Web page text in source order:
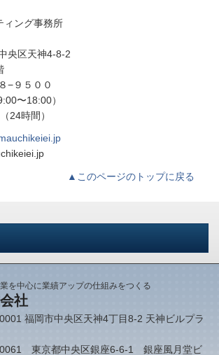
ィング事務所
央区天神4-8-2
−９５００
〜18:00）
24時間）
▲このページのトップに戻る
を中心に業績アップの仕組みをつくる
社
福岡市中央区天神4丁目8-2 天神ビルプラ
東京都中央区銀座6-6-1 銀座風月堂ビ